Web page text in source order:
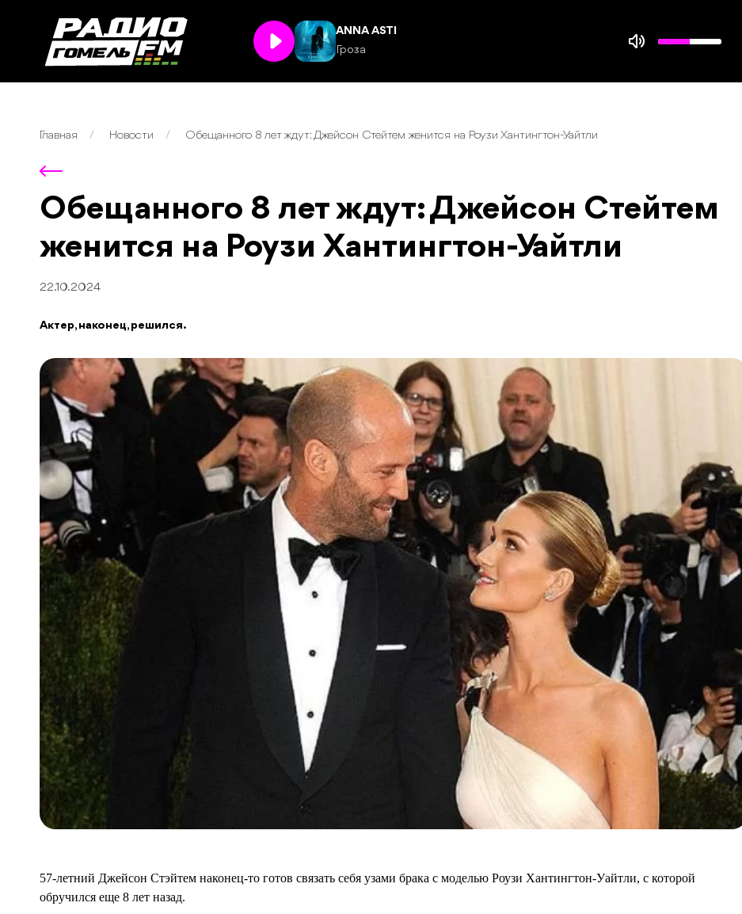
Радио Гомель FM
Прямой эфир
Главная Новости Обещанного 8 лет ждут: Джейсон Стейтем женится на Роузи Хантингтон-Уайтли
Обещанного 8 лет ждут: Джейсон Стейтем
женится на Роузи Хантингтон-Уайтли
22.10.2024
Актер, наконец, решился.
57-летний Джейсон Стэйтем наконец-то готов связать себя узами брака с моделью Роузи Хантингтон-Уайтли, с которой
обручился еще 8 лет назад.